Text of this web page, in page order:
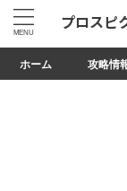
プロスピ
ホーム 攻略情